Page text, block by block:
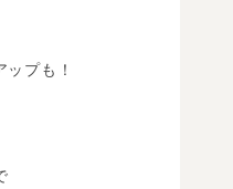
プも！